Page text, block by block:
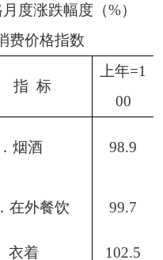
度涨跌幅度（%）
费价格指数
指 标
上年=1
00
．烟酒 98.9
在外餐饮 99.7
衣着
102.5